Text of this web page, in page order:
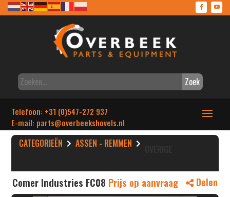
Zoek
Telefoon: +31 (0)547-272 937
E-mail: parts@overbeekshovels.nl
CATEGORIEËN ASSEN - REMMEN
Comer Industries FC08 Prijs op aanvraag Delen